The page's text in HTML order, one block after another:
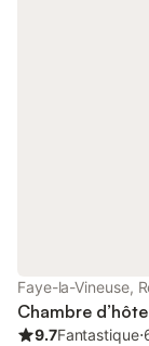
Faye-la-Vineuse,
Chambre
9.7Fantastique⋅